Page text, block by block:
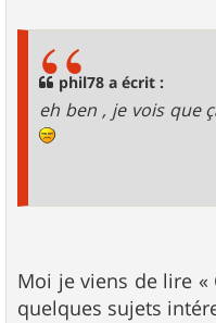
phil78 a écrit :
eh ben , je vois que
Moi je viens de lire «
quelques sujets